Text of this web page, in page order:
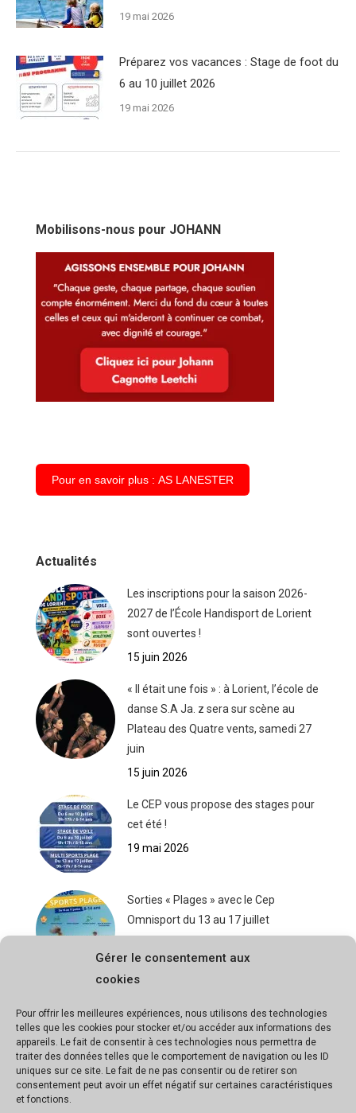
Gérer le consentement aux
cookies
Pour offrir les meilleures expériences, nous utilisons des technologies
telles que les cookies pour stocker et/ou accéder aux informations des
appareils. Le fait de consentir à ces technologies nous permettra de
traiter des données telles que le comportement de navigation ou les ID
uniques sur ce site. Le fait de ne pas consentir ou de retirer son
consentement peut avoir un effet négatif sur certaines caractéristiques
et fonctions.
19 mai 2026
Préparez vos vacances : Stage de foot du
6 au 10 juillet 2026
19 mai 2026
Mobilisons-nous pour JOHANN
Pour en savoir plus : AS LANESTER
Actualités
Les inscriptions pour la saison 2026-
2027 de l’École Handisport de Lorient
sont ouvertes !
15 juin 2026
« Il était une fois » : à Lorient, l’école de
danse S.A Ja. z sera sur scène au
Plateau des Quatre vents, samedi 27
juin
15 juin 2026
Le CEP vous propose des stages pour
cet été !
19 mai 2026
Sorties « Plages » avec le Cep
Omnisport du 13 au 17 juillet
CNL
19 mai 2026